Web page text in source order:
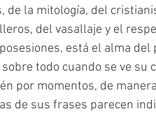
la mitología, del
del vasallaje y el
está el alma del
todo cuando se ve su
por momentos, de
de sus frases parecen